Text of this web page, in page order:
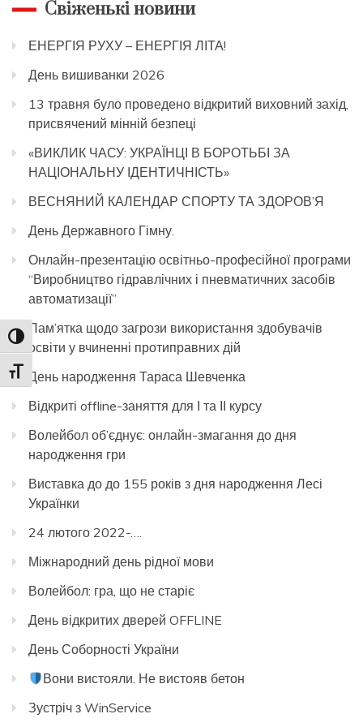
Toggle High Contrast
Toggle Font size
Свіженькі новини
ЕНЕРГІЯ РУХУ – ЕНЕРГІЯ ЛІТА!
День вишиванки 2026
13 травня було проведено відкритий виховний захід,
присвячений мінній безпеці
«ВИКЛИК ЧАСУ: УКРАЇНЦІ В БОРОТЬБІ ЗА
НАЦІОНАЛЬНУ ІДЕНТИЧНІСТЬ»
ВЕСНЯНИЙ КАЛЕНДАР СПОРТУ ТА ЗДОРОВ’Я
День Державного Гімну.
Онлайн-презентацію освітньо-професійної програми
“Виробництво гідравлічних і пневматичних засобів
автоматизації”
Пам’ятка щодо загрози використання здобувачів
освіти у вчиненні протиправних дій
День народження Тараса Шевченка
Відкриті offline-заняття для І та ІІ курсу
Волейбол об’єднує: онлайн-змагання до дня
народження гри
Виставка до до 155 років з дня народження Лесі
Українки
24 лютого 2022-….
Міжнародний день рідної мови
Волейбол: гра, що не старіє
День відкритих дверей OFFLINE
День Соборності України
Вони вистояли. Не вистояв бетон
Зустріч з WinService